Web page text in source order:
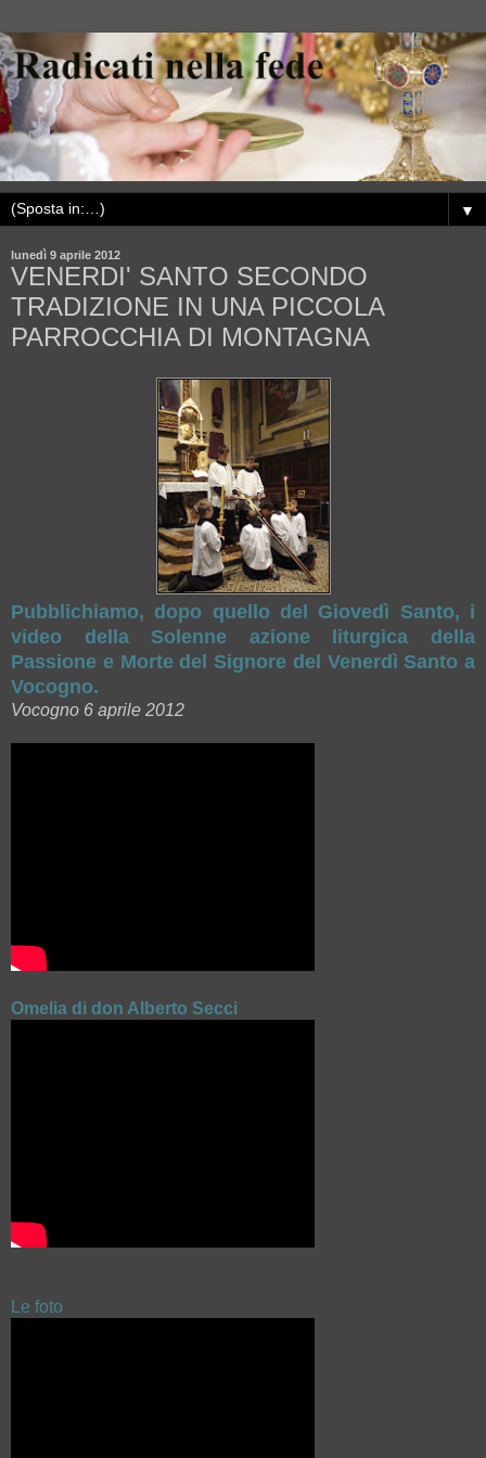
▼
lunedì 9 aprile 2012
VENERDI' SANTO SECONDO
TRADIZIONE IN UNA PICCOLA
PARROCCHIA DI MONTAGNA
Pubblichiamo, dopo quello del Giovedì Santo, i
video della Solenne azione liturgica della
Passione e Morte del Signore del Venerdì Santo a
Vocogno.
Vocogno 6 aprile 2012
Omelia di don Alberto Secci
Le foto